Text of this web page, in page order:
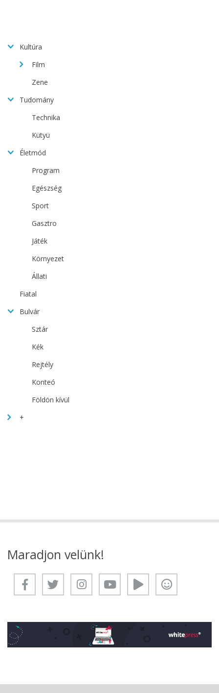
Kultúra
Film
Zene
Tudomány
Technika
Kütyü
Életmód
Program
Egészség
Sport
Gasztro
Játék
Környezet
Állati
Fiatal
Bulvár
Sztár
Kék
Rejtély
Konteó
Földön kívül
+
Maradjon velünk!